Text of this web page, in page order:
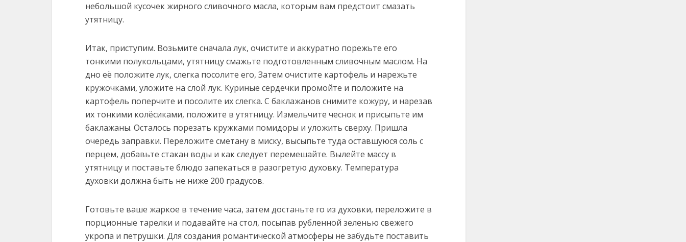
небольшой кусочек жирного сливочного масла, которым вам предстоит смазать
утятницу.
Итак, приступим. Возьмите сначала лук, очистите и аккуратно порежьте его
тонкими полукольцами, утятницу смажьте подготовленным сливочным маслом. На
дно её положите лук, слегка посолите его, Затем очистите картофель и нарежьте
кружочками, уложите на слой лук. Куриные сердечки промойте и положите на
картофель поперчите и посолите их слегка. С баклажанов снимите кожуру, и нарезав
их тонкими колёсиками, положите в утятницу. Измельчите чеснок и присыпьте им
баклажаны. Осталось порезать кружками помидоры и уложить сверху. Пришла
очередь заправки. Переложите сметану в миску, высыпьте туда оставшуюся соль с
перцем, добавьте стакан воды и как следует перемешайте. Вылейте массу в
утятницу и поставьте блюдо запекаться в разогретую духовку. Температура
духовки должна быть не ниже 200 градусов.
Готовьте ваше жаркое в течение часа, затем достаньте го из духовки, переложите в
порционные тарелки и подавайте на стол, посыпав рубленной зеленью свежего
укропа и петрушки. Для создания романтической атмосферы не забудьте поставить